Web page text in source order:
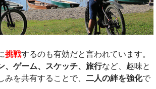
挑戦するのも有効だと言われています。
、ゲーム、スケッチ、旅行など、趣味と
を共有することで、 二人の絆を強化で